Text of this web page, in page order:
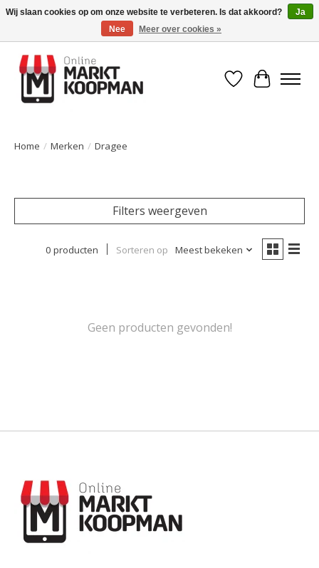
Voor 15:00 besteld, morgen in huis!
Verlanglijst
Home / Merken / Dragee
Filters weergeven
0 producten Sorteren op Meest bekeken
Geen producten gevonden!
Wij slaan cookies op om onze website te verbeteren. Is dat akkoord?
Ja
Nee
Meer over cookies »